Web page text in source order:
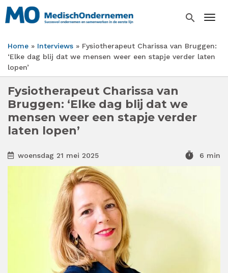
Overslaan
en
inhoud
gaan
search
Kruimelpad
Home Interviews
Fysiotherapeut Charissa van Bruggen:
‘Elke dag blij dat we mensen weer een stapje verder laten
lopen’
Fysiotherapeut Charissa van
Bruggen: ‘Elke dag blij dat we
mensen weer een stapje verder
laten lopen’
woensdag 21 mei 2025 timer 6 min